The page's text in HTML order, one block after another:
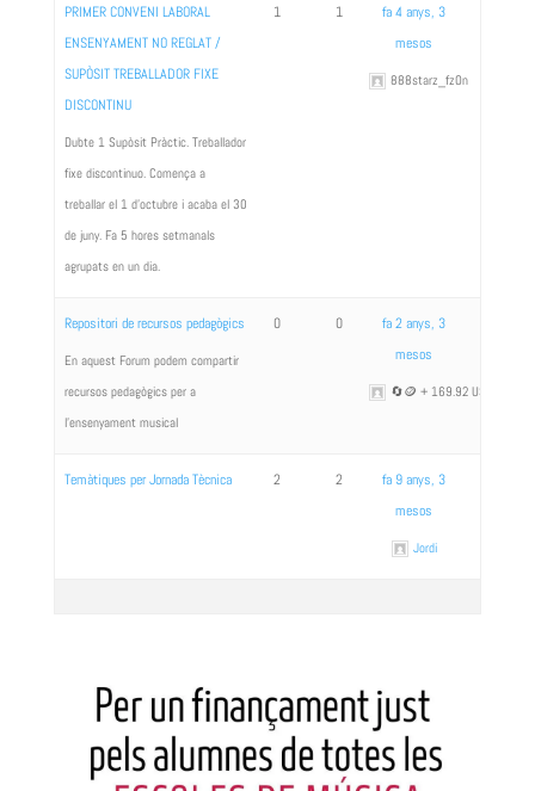
PRIMER CONVENI LABORAL
ENSENYAMENT NO REGLAT /
SUPÒSIT TREBALLADOR FIXE
DISCONTINU
Dubte 1 Supòsit Pràctic. Treballador
fixe discontinuo. Comença a
treballar el 1 d'octubre i acaba el 30
de juny. Fa 5 hores setmanals
agrupats en un dia.
1 1
fa 4 anys, 3
mesos
888starz_fzOn
Repositori de recursos pedagògics
En aquest Forum podem compartir
recursos pedagògics per a
l'ensenyament musical
0 0
fa 2 anys, 3
mesos
🔄🪙 + 169.92 USDT >>
Temàtiques per Jornada Tècnica 2 2
fa 9 anys, 3
mesos
Jordi